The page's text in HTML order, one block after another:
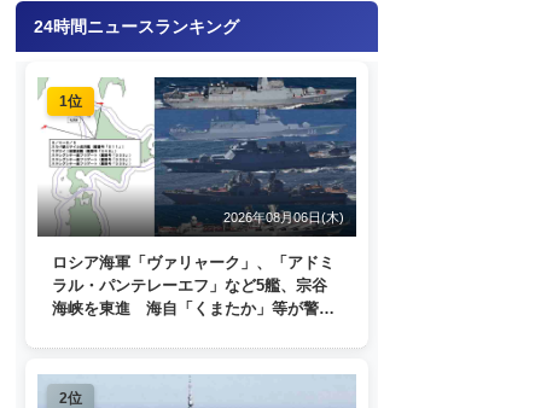
24時間ニュースランキング
1位
2026年08月06日(木)
ロシア海軍「ヴァリャーク」、「アドミ
ラル・パンテレーエフ」など5艦、宗谷
海峡を東進 海自「くまたか」等が警戒
2位